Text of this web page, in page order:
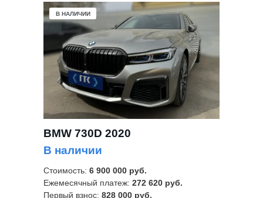
Стоимость: 6 900 000 руб.
Ежемесячный платеж: 272 620 руб.
Первый взнос: 828 000 руб.
BMW 730D 2020
В наличии
В НАЛИЧИИ